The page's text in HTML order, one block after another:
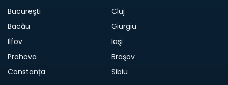
Bucureşti
Cluj
Bacău
Giurgiu
Ilfov
Iaşi
Prahova
Braşov
Constanța
Sibiu